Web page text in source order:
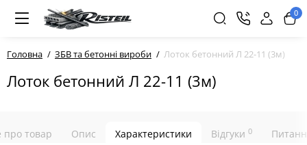
0
Головна ЗБВ та бетонні вироби Лоток бетонний Л 22-11 (3м)
Лоток бетонний Л 22-11 (3м)
про товар Опис Характеристики Відгуки 0